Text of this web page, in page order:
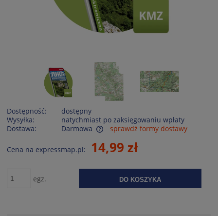
Dostępność:
dostępny
Wysyłka:
natychmiast po zaksięgowaniu wpłaty
Dostawa:
Darmowa sprawdź formy dostawy
Cena na expressmap.pl: 14,99 zł
egz. DO KOSZYKA